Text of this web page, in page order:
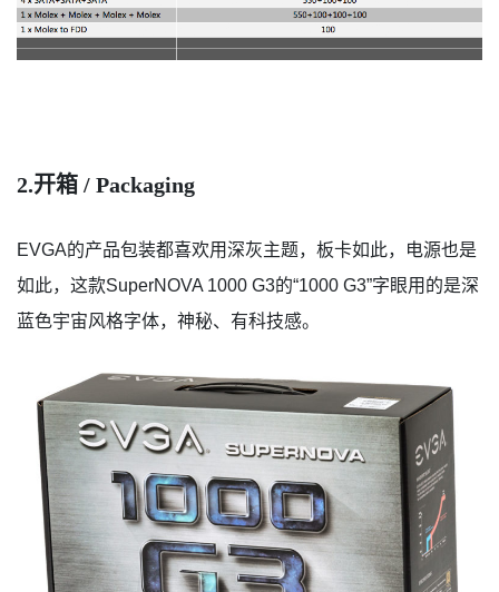
2.开箱 / Packaging
EVGA的产品包装都喜欢用深灰主题，板卡如此，电源也是
如此，这款SuperNOVA 1000 G3的“1000 G3”字眼用的是深
蓝色宇宙风格字体，神秘、有科技感。